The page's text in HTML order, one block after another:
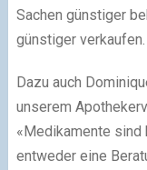
Sachen günstiger
günstiger verkaufen.
Dazu auch
unserem
«Medikamente sind
entweder eine